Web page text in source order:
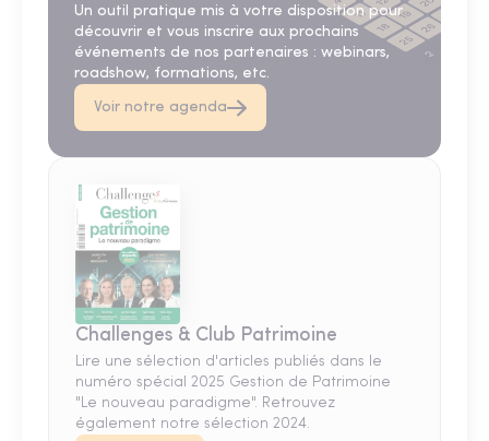
Un outil pratique mis à votre disposition pour
découvrir et vous inscrire aux prochains
événements de nos partenaires : webinars,
roadshow, formations, etc.
Voir notre agenda
Challenges & Club Patrimoine
Lire une sélection d'articles publiés dans le
numéro spécial 2025 Gestion de Patrimoine
"Le nouveau paradigme". Retrouvez
également notre sélection 2024.